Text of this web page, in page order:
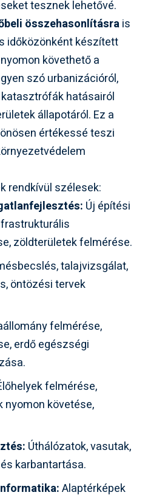
tesznek lehetővé.
összehasonlításrais
időközönként készített
követhető a
szó urbanizációról,
hatásairól
állapotáról. Ez a
értékessé teszi
rendkívül szélesek:
Új építési
zöldterületek felmérése.
talajvizsgálat,
öntözési tervek
felmérése,
erdő egészségi
felmérése,
nyomon követése,
Úthálózatok, vasutak,
karbantartása.
Alaptérképek